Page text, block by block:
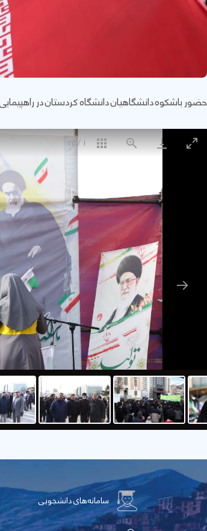
حضور باشکوه دانشگاهیان دانشگاه کردستان در راهپیمایی ۲۲ بهمن ۱۴۰۱، چهل و چهارمین سالگرد پیروزی شکوهمند انقلاب اسلامی
1
/
15
سامانه‌های دانشجویی